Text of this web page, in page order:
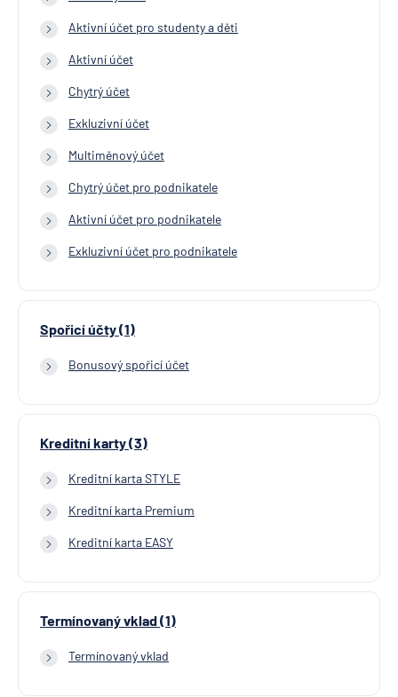
Aktivní účet pro studenty a děti
Aktivní účet
Chytrý účet
Exkluzivní účet
Multiměnový účet
Chytrý účet pro podnikatele
Aktivní účet pro podnikatele
Exkluzivní účet pro podnikatele
Spořicí účty (1)
Bonusový spořicí účet
Kreditní karty (3)
Kreditní karta STYLE
Kreditní karta Premium
Kreditní karta EASY
Termínovaný vklad (1)
Termínovaný vklad